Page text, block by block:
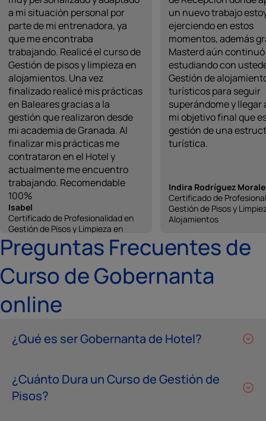
a mi situación personal por
parte de mi entrenadora, ya
que me encontraba
trabajando. Realicé el curso de
Gestión de pisos y limpieza en
alojamientos. Una vez
finalizado realicé mis prácticas
en Baleares gracias a la
gestión que realizaron desde
mi academia de Granada. Al
finalizar mis prácticas me
contrataron en el Hotel y
actualmente me encuentro
trabajando. Recomendable
100%
Isabel
Certificado de Profesionalidad en
Gestión de Pisos y Limpieza en
Alojamientos
un nuevo trabajo
ejerciendo en estos
momentos, además
Masterd aún continuó
estudiando con
Gestión de
turísticos para seguir
superándome y llegar
mi objetivo final que
gestión de una
turística.
Indira Rodríguez
Certificado de
Gestión de Pisos y
Alojamientos
Preguntas Frecuentes de
Curso de Gobernanta
online
¿Qué es ser Gobernanta de Hotel?
¿Cuánto Dura un Curso de Gestión de
Pisos?